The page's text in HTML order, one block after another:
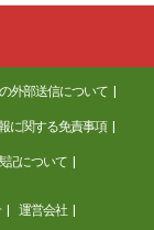
外部送信について
に関する免責事項
記について
運営会社